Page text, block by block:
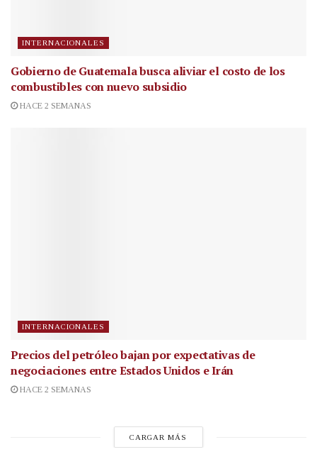
INTERNACIONALES
Gobierno de Guatemala busca aliviar el costo de los
combustibles con nuevo subsidio
HACE 2 SEMANAS
INTERNACIONALES
Precios del petróleo bajan por expectativas de
negociaciones entre Estados Unidos e Irán
HACE 2 SEMANAS
CARGAR MÁS